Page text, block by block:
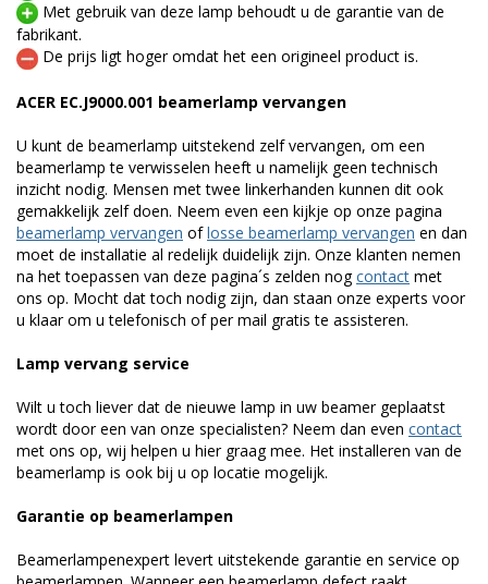
Met gebruik van deze lamp behoudt u de garantie van de
fabrikant.
De prijs ligt hoger omdat het een origineel product is.
ACER EC.J9000.001 beamerlamp vervangen
U kunt de beamerlamp uitstekend zelf vervangen, om een
beamerlamp te verwisselen heeft u namelijk geen technisch
inzicht nodig. Mensen met twee linkerhanden kunnen dit ook
gemakkelijk zelf doen. Neem even een kijkje op onze pagina
beamerlamp vervangen oflosse beamerlamp vervangen en dan
moet de installatie al redelijk duidelijk zijn. Onze klanten nemen
na het toepassen van deze pagina´s zelden nogcontact met
ons op. Mocht dat toch nodig zijn, dan staan onze experts voor
u klaar om u telefonisch of per mail gratis te assisteren.
Lamp vervang service
Wilt u toch liever dat de nieuwe lamp in uw beamer geplaatst
wordt door een van onze specialisten? Neem dan even contact
met ons op, wij helpen u hier graag mee. Het installeren van de
beamerlamp is ook bij u op locatie mogelijk.
Garantie op beamerlampen
Beamerlampenexpert levert uitstekende garantie en service op